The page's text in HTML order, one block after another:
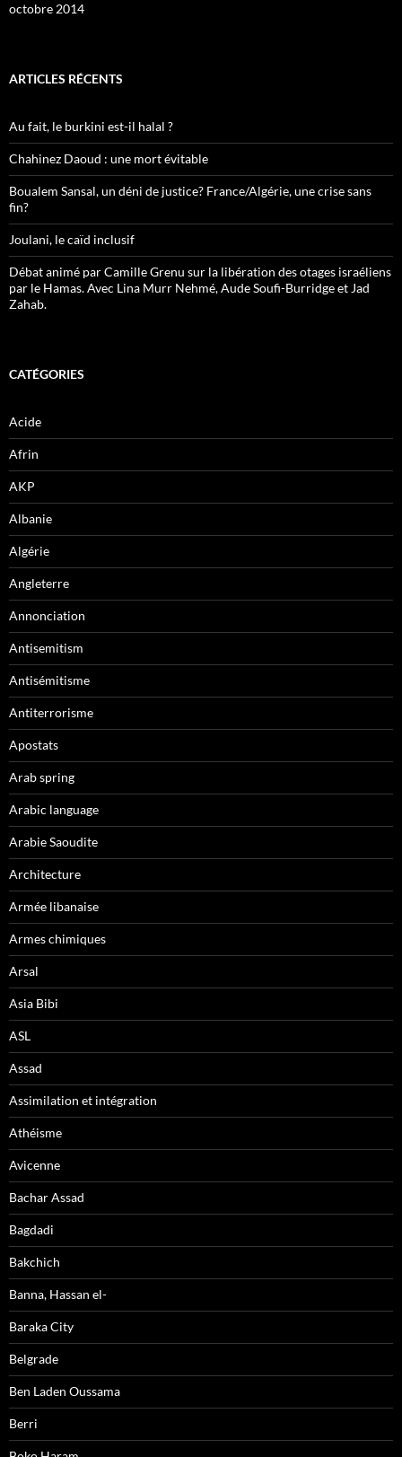
octobre 2014
ARTICLES RÉCENTS
Au fait, le burkini est-il halal ?
Chahinez Daoud : une mort évitable
Boualem Sansal, un déni de justice? France/Algérie, une crise sans
fin?
Joulani, le caïd inclusif
Débat animé par Camille Grenu sur la libération des otages israéliens
par le Hamas. Avec Lina Murr Nehmé, Aude Soufi-Burridge et Jad
Zahab.
CATÉGORIES
Acide
Afrin
AKP
Albanie
Algérie
Angleterre
Annonciation
Antisemitism
Antisémitisme
Antiterrorisme
Apostats
Arab spring
Arabic language
Arabie Saoudite
Architecture
Armée libanaise
Armes chimiques
Arsal
Asia Bibi
ASL
Assad
Assimilation et intégration
Athéisme
Avicenne
Bachar Assad
Bagdadi
Bakchich
Banna, Hassan el-
Baraka City
Belgrade
Ben Laden Oussama
Berri